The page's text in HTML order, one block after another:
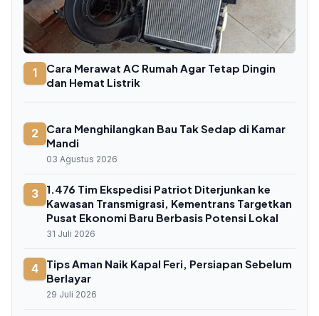
1
Cara Merawat AC Rumah Agar Tetap Dingin
dan Hemat Listrik
2
Cara Menghilangkan Bau Tak Sedap di Kamar
Mandi
03 Agustus 2026
3
1.476 Tim Ekspedisi Patriot Diterjunkan ke
Kawasan Transmigrasi, Kementrans Targetkan
Pusat Ekonomi Baru Berbasis Potensi Lokal
31 Juli 2026
4
Tips Aman Naik Kapal Feri, Persiapan Sebelum
Berlayar
29 Juli 2026